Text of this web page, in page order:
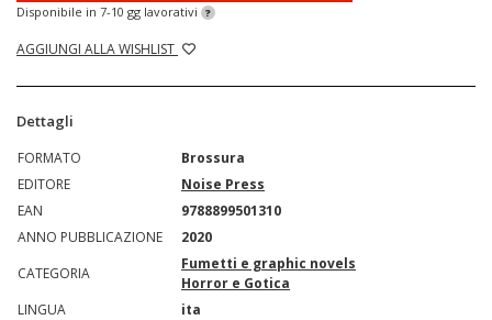
Disponibile in 7-10 gg lavorativi ?
AGGIUNGI ALLA WISHLIST
Dettagli
FORMATO
Brossura
EDITORE
Noise Press
EAN
9788899501310
ANNO PUBBLICAZIONE
2020
CATEGORIA
Fumetti e graphic novels
Horror e Gotica
LINGUA
ita